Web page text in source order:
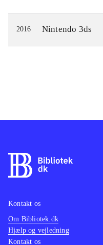
2016 Nintendo 3ds
Kontakt os
Om Bibliotek.dk
Hjælp og vejledning
Kontakt os